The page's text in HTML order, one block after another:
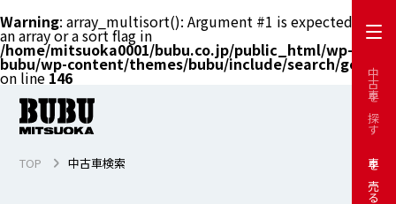
Warning: array_multisort(): Argument #1 is expected to be
an array or a sort flag in
/home/mitsuoka0001/bubu.co.jp/public_html/wp-
bubu/wp-content/themes/bubu/include/search/get.php
on line 146 中古車を探す
車を売る
TOP 中古車検索